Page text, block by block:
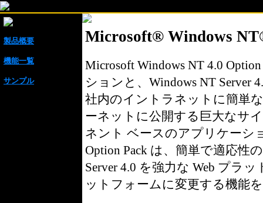
製品概要
機能一覧
サンプル
Microsoft® Windows
Microsoft Windows NT 4.0
ションと、Windows NT Server
社内のイントラネットに簡単
ーネットに公開する巨大なサ
ネント ベースのアプリケーシ
Option Pack は、簡単で適応性
Server 4.0 を強力な Web プラ
ットフォームに変更する機能